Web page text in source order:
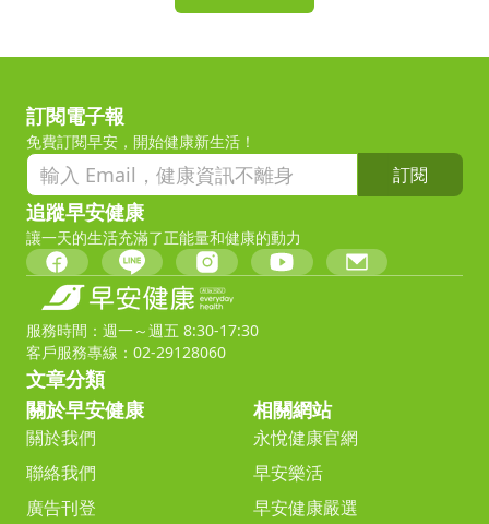
訂閱電子報
免費訂閱早安，開始健康新生活！
訂閱
追蹤早安健康
讓一天的生活充滿了正能量和健康的動力
服務時間：週一～週五 8:30-17:30
客戶服務專線：02-29128060
文章分類
關於早安健康
關於我們
聯絡我們
廣告刊登
相關網站
永悅健康官網
早安樂活
早安健康嚴選